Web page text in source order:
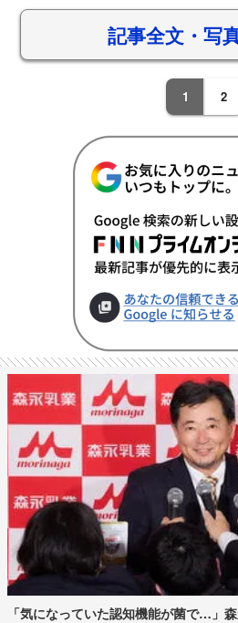
記事全文・写
1 2
「気になっていた認知機能が菌で…」